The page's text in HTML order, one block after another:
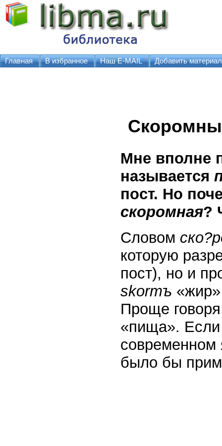
Главная В избранное Наш E-MAIL Добавить материал
Мне вполне
называется
пост. Но
скоромная?
Словом
которую
пост), но и
skormъ
Проще
«пища». Если
было бы